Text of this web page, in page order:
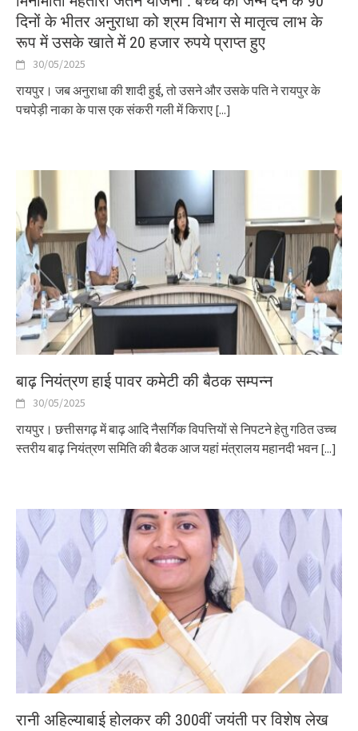
दिनों के भीतर अनुराधा को श्रम विभाग से मातृत्व लाभ के
रूप में उसके खाते में 20 हजार रुपये प्राप्त हुए
30/05/2025
रायपुर। जब अनुराधा की शादी हुई, तो उसने और उसके पति ने रायपुर के
पचपेड़ी नाका के पास एक संकरी गली में किराए [...]
बाढ़ नियंत्रण हाई पावर कमेटी की बैठक सम्पन्न
30/05/2025
रायपुर। छत्तीसगढ़ में बाढ़ आदि नैसर्गिक विपत्तियों से निपटने हेतु गठित उच्च
स्तरीय बाढ़ नियंत्रण समिति की बैठक आज यहां मंत्रालय महानदी भवन[...]
रानी अहिल्याबाई होलकर की 300वीं जयंती पर विशेष लेख